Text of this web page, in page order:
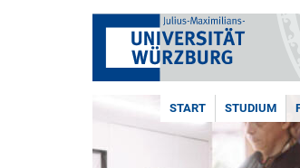
START STUDIUM